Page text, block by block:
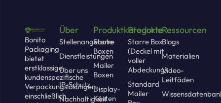
Bonito
Packaging
bietet
erstklassige
kundenspezifische
Verpackungslösungen,
einschließlich
Über
Stellenangebote
Dienstleistungen
Über uns
IP-Schutz
Nachhaltigkeit
Produktkategorie
Starre
Boxen
Mailer
Boxen
Display-
Kästen
Produkte
Starre Box
(Deckel mit
voller
Abdeckung)
Standard
Mailer
Ressourcen
Blogs
Materialien
Video-
Leitfäden